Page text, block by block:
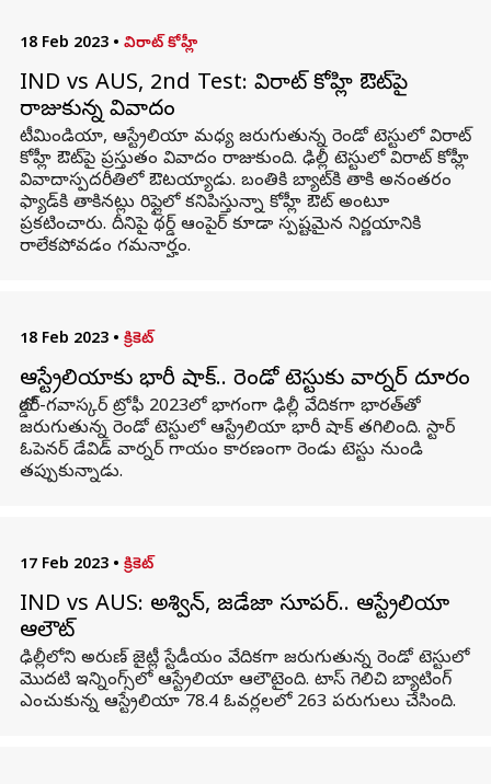
18 Feb 2023 • విరాట్ కోహ్లీ
IND vs AUS, 2nd Test: విరాట్‌ కోహ్లి ఔట్‌పై
రాజుకున్న వివాదం
టీమిండియా, ఆస్ట్రేలియా మధ్య జరుగుతున్న రెండో టెస్టులో విరాట్
కోహ్లీ ఔట్‌పై ప్రస్తుతం వివాదం రాజుకుంది. ఢిల్లీ టెస్టులో విరాట్ కోహ్లీ
వివాదాస్పదరీతిలో ఔటయ్యాడు. బంతికి బ్యాట్‌కి తాకి అనంతరం
ఫ్యాడ్‌కి తాకినట్లు రిప్లైలో కనిపిస్తున్నా కోహ్లీ ఔట్ అంటూ
ప్రకటించారు. దీనిపై థర్డ్ ఆంపైర్ కూడా స్పష్టమైన నిర్ణయానికి
రాలేకపోవడం గమనార్హం.
18 Feb 2023 • క్రికెట్
ఆస్ట్రేలియాకు భారీ షాక్.. రెండో టెస్టుకు వార్నర్ దూరం
బోర్డర్-గవాస్కర్ ట్రోఫీ 2023లో భాగంగా ఢిల్లీ వేదికగా భారత్‌తో
జరుగుతున్న రెండో టెస్టులో ఆస్ట్రేలియా భారీ షాక్ తగిలింది. స్టార్
ఓపెనర్ డేవిడ్ వార్నర్ గాయం కారణంగా రెండు టెస్టు నుండి
తప్పుకున్నాడు.
17 Feb 2023 • క్రికెట్
IND vs AUS: అశ్విన్, జడేజా సూపర్.. ఆస్ట్రేలియా
ఆలౌట్
ఢిల్లీలోని అరుణ్ జైట్లీ స్టేడీయం వేదికగా జరుగుతున్న రెండో టెస్టులో
మొదటి ఇన్నింగ్స్‌లో ఆస్ట్రేలియా ఆలౌటైంది. టాస్ గెలిచి బ్యాటింగ్
ఎంచుకున్న ఆస్ట్రేలియా 78.4 ఓవర్లలలో 263 పరుగులు చేసింది.